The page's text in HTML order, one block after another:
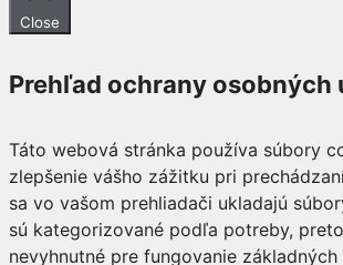
Close
Prehľad ochrany osobných
Táto webová stránka používa súbory
zlepšenie vášho zážitku pri
sa vo vašom prehliadači ukladajú
sú kategorizované podľa potreby,
nevyhnutné pre fungovanie